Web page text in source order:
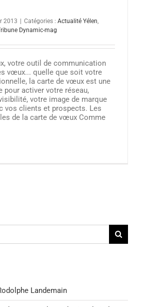
2013 Catégories : Actualité Yélen,
Dynamic-mag
votre outil de communication
vœux... quelle que soit votre
la carte de vœux est une
pour activer votre réseau,
votre image de marque
vos clients et prospects. Les
de la carte de vœux Comme
Landemain